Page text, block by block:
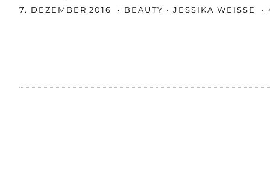
7. DEZEMBER 2016 BEAUTY JESSIKA WEISSE